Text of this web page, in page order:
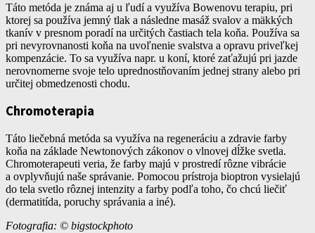
Táto metóda je známa aj u ľudí a využíva Bowenovu terapiu, pri
ktorej sa používa jemný tlak a následne masáž svalov a mäkkých
tkanív v presnom poradí na určitých častiach tela koňa. Používa sa
pri nevyrovnanosti koňa na uvoľnenie svalstva a opravu priveľkej
kompenzácie. To sa využíva napr. u koní, ktoré zaťažujú pri jazde
nerovnomerne svoje telo uprednostňovaním jednej strany alebo pri
určitej obmedzenosti chodu.
Chromoterapia
Táto liečebná metóda sa využíva na regeneráciu a zdravie farby
koňa na základe Newtonových zákonov o vlnovej dĺžke svetla.
Chromoterapeuti veria, že farby majú v prostredí rôzne vibrácie
a ovplyvňujú naše správanie. Pomocou prístroja bioptron vysielajú
do tela svetlo rôznej intenzity a farby podľa toho, čo chcú liečiť
(dermatitída, poruchy správania a iné).
Fotografia: © bigstockphoto